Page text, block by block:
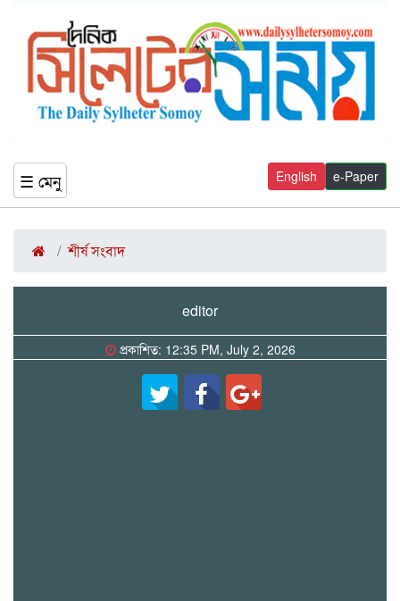
☰ মেনু e-Paper
English
শীর্ষ সংবাদ
editor
প্রকাশিত: 12:35 PM, July 2, 2026